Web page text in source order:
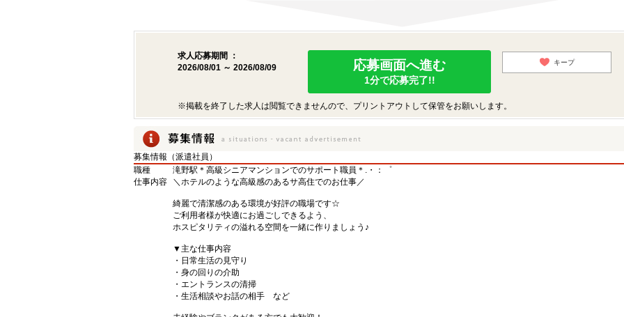
求人応募期間 ：
2026/08/01 ～ 2026/08/09
応募画面へ進む
1分で応募完了!!
キープ
※掲載を終了した求人は閲覧できませんので、プリントアウトして保管をお願いします。
募集情報（派遣社員）
職種
滝野駅＊高級シニアマンションでのサポート職員＊.・：゜
仕事内容
＼ホテルのような高級感のあるサ高住でのお仕事／
綺麗で清潔感のある環境が好評の職場です☆
ご利用者様が快適にお過ごしできるよう、
ホスピタリティの溢れる空間を一緒に作りましょう♪
▼主な仕事内容
・日常生活の見守り
・身の回りの介助
・エントランスの清掃
・生活相談やお話の相手 など